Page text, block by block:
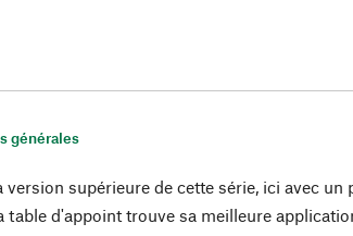
générales
version supérieure de cette série, ici avec un
table d'appoint trouve sa meilleure